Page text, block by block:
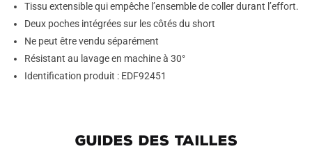
Tissu extensible qui empêche l’ensemble de coller durant l’effort.
Deux poches intégrées sur les côtés du short
Ne peut être vendu séparément
Résistant au lavage en machine à 30°
Identification produit : EDF92451
GUIDES DES TAILLES